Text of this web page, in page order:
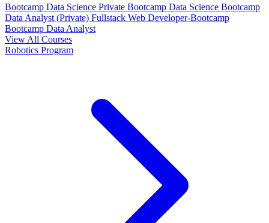
Bootcamp Data Science Private Bootcamp Data Science Bootcamp
Data Analyst (Private) Fullstack Web Developer-Bootcamp
Bootcamp Data Analyst
View All Courses
Robotics Program